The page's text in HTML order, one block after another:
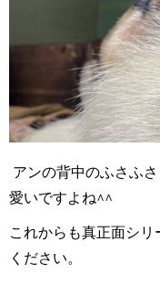
アンの背中のふさふ
愛いですよね^^
これからも真正面シ
ください。